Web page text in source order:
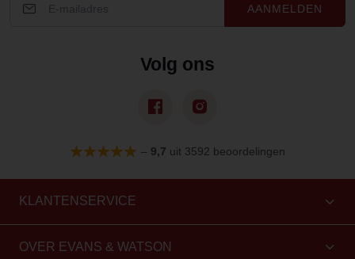
AANMELDEN
Volg ons
– 9,7 uit 3592 beoordelingen
KLANTENSERVICE
OVER EVANS & WATSON